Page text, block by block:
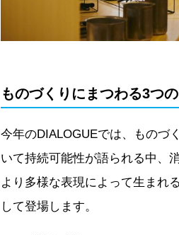
ものづくりにまつわる3つ
今年のDIALOGUEでは、ものづ
いて持続可能性が語られる中、
より多様な表現によって生まれ
して登場します。